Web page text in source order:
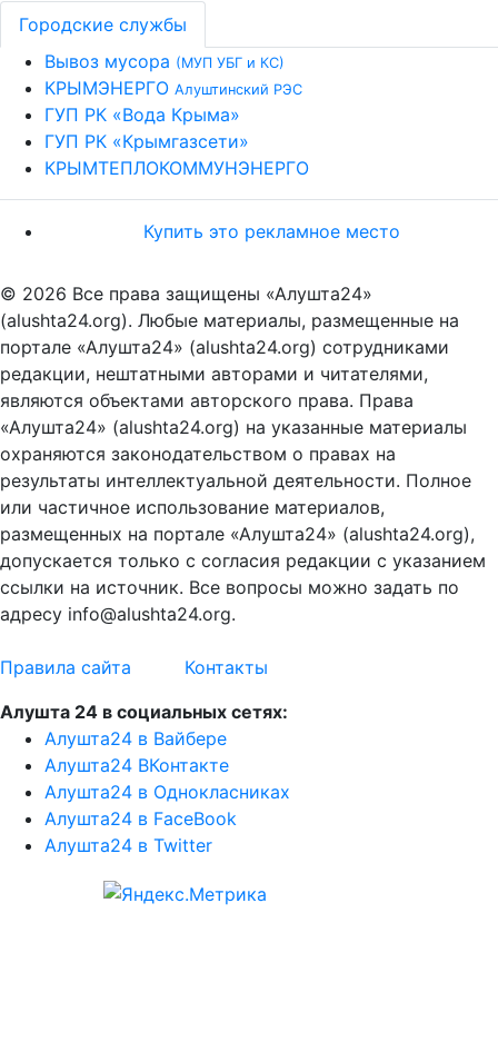
Городские службы
Вывоз мусора (МУП УБГ и КС)
КРЫМЭНЕРГО Алуштинский РЭС
ГУП РК «Вода Крыма»
ГУП РК «Крымгазсети»
КРЫМТЕПЛОКОММУНЭНЕРГО
Купить это рекламное место
© 2026 Все права защищены «Алушта24»
(alushta24.org). Любые материалы, размещенные на
портале «Алушта24» (alushta24.org) сотрудниками
редакции, нештатными авторами и читателями,
являются объектами авторского права. Права
«Алушта24» (alushta24.org) на указанные материалы
охраняются законодательством о правах на
результаты интеллектуальной деятельности. Полное
или частичное использование материалов,
размещенных на портале «Алушта24» (alushta24.org),
допускается только с согласия редакции с указанием
ссылки на источник. Все вопросы можно задать по
адресу info@alushta24.org.
Правила сайта
Контакты
Алушта 24 в социальных сетях:
Алушта24 в Вайбере
Алушта24 ВКонтакте
Алушта24 в Однокласниках
Алушта24 в FaceBook
Алушта24 в Twitter